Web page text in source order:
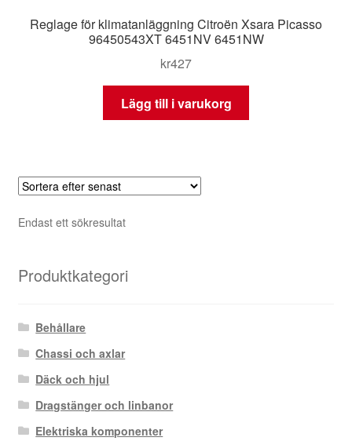
Reglage för klimatanläggning Citroën Xsara Picasso
96450543XT 6451NV 6451NW
kr427
Lägg till i varukorg
Endast ett sökresultat
Produktkategori
Behållare
Chassi och axlar
Däck och hjul
Dragstänger och linbanor
Elektriska komponenter